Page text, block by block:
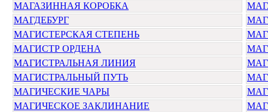
МАГАЗИННАЯ КОРОБКА
МАГДЕБУРГ
МАГИСТЕРСКАЯ СТЕПЕНЬ
МАГИСТР ОРДЕНА
МАГИСТРАЛЬНАЯ ЛИНИЯ
МАГИСТРАЛЬНЫЙ ПУТЬ
МАГИЧЕСКИЕ ЧАРЫ
МАГИЧЕСКОЕ ЗАКЛИНАНИЕ